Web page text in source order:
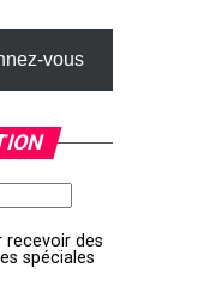
vous
recevoir des
spéciales